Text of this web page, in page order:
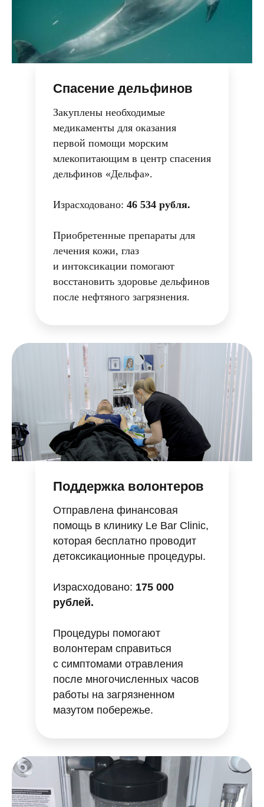
Спасение дельфинов
Закуплены необходимые
медикаменты для оказания
первой помощи морским
млекопитающим в центр спасения
дельфинов «Дельфа».
Израсходовано: 46 534 рубля.
Приобретенные препараты для
лечения кожи, глаз
и интоксикации помогают
восстановить здоровье дельфинов
после нефтяного загрязнения.
Поддержка волонтеров
Отправлена финансовая
помощь в клинику Le Bar Clinic,
которая бесплатно проводит
детоксикационные процедуры.
Израсходовано: 175 000
рублей.
Процедуры помогают
волонтерам справиться
с симптомами отравления
после многочисленных часов
работы на загрязненном
мазутом побережье.